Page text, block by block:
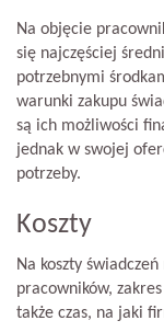
Na objęcie
się najczęściej
potrzebnymi
warunki zakupu
są ich możliwości
jednak w swojej
potrzeby.
Koszty
Na koszty
pracowników,
także czas, na jaki